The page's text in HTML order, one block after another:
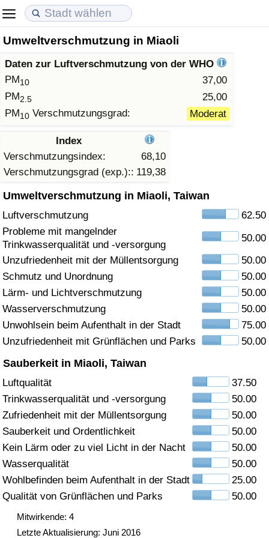
Umweltverschmutzung in Miaoli
Daten zur Luftverschmutzung von der WHO
PM10
37,00
PM2.5
25,00
PM10 Verschmutzungsgrad: Moderat
Index
Verschmutzungsindex:
68,10
Verschmutzungsgrad (exp.):: 119,38
Umweltverschmutzung in Miaoli, Taiwan
Luftverschmutzung
62.50
Probleme mit mangelnder
Trinkwasserqualität und -versorgung
50.00
Unzufriedenheit mit der Müllentsorgung
50.00
Schmutz und Unordnung
50.00
Lärm- und Lichtverschmutzung
50.00
Wasserverschmutzung
50.00
Unwohlsein beim Aufenthalt in der Stadt
75.00
Unzufriedenheit mit Grünflächen und Parks
50.00
Sauberkeit in Miaoli, Taiwan
Luftqualität
37.50
Trinkwasserqualität und -versorgung
50.00
Zufriedenheit mit der Müllentsorgung
50.00
Sauberkeit und Ordentlichkeit
50.00
Kein Lärm oder zu viel Licht in der Nacht
50.00
Wasserqualität
50.00
Wohlbefinden beim Aufenthalt in der Stadt
25.00
Qualität von Grünflächen und Parks
50.00
Mitwirkende: 4
Letzte Aktualisierung: Juni 2016
Lebenshaltungskosten
Lebenshaltungskosten-Index (aktuell)
Lebenshaltungskosten-Index
Lebenshaltungskosten-Index nach Land
in Akaba
Immobilienpreise
Immobilienpreis-Index (aktuell)
Immobilienpreis-Index
Immobilienpreis-Index nach Land
Lebensqualität
Lebensqualität-Index
Lebensqualität-Index (aktuell)
Lebensqualitätsindex nach Land
Kriminalität
Kriminalitäts-Index (aktuell)
Kriminalitäts-Index
Kriminalitätsindex nach Land
Gesundheitsversorgung
Gesundheitsversorgungs-Index (aktuell)
Gesundheitsversorgungs-Index nach Land
Umweltverschmutzung
Umweltverschmutzungs-Index (aktuell)
Verschmutzungsindex
Verkehr